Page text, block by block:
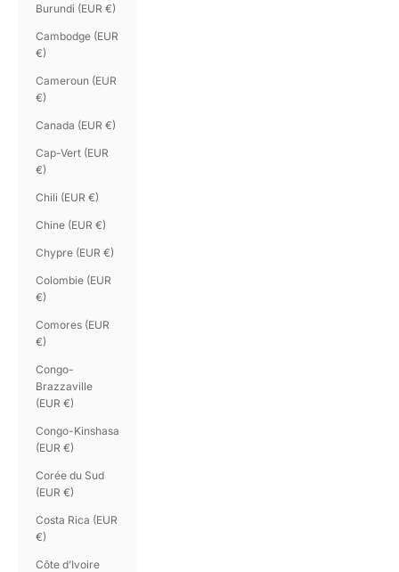
Burundi (EUR €)
Cambodge (EUR
€)
Cameroun (EUR
€)
Canada (EUR €)
Cap-Vert (EUR
€)
Chili (EUR €)
Chine (EUR €)
Chypre (EUR €)
Colombie (EUR
€)
Comores (EUR
€)
Congo-
Brazzaville
(EUR €)
Congo-Kinshasa
(EUR €)
Corée du Sud
(EUR €)
Costa Rica (EUR
€)
Côte d’Ivoire